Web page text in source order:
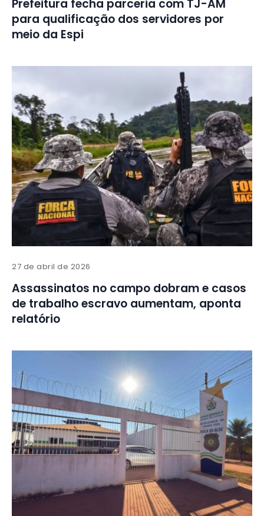
Prefeitura fecha parceria com TJ-AM
para qualificação dos servidores por
meio da Espi
27 de abril de 2026
Assassinatos no campo dobram e casos
de trabalho escravo aumentam, aponta
relatório